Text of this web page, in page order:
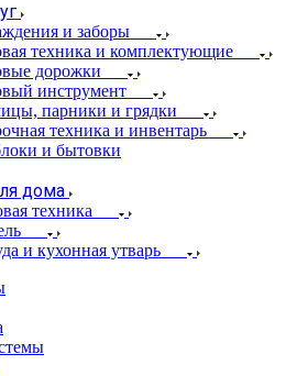
и заборы
техника и комплектующие
дорожки
инструмент
парники и грядки
техника и инвентарь
и бытовки
дома
техника
и кухонная утварь